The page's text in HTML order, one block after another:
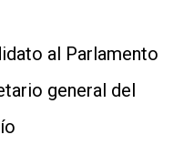
al Parlamento
general del